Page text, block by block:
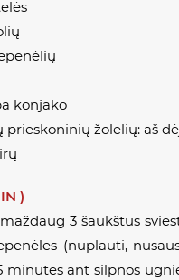
konjako
prieskoninių žolelių: aš
)
3 šaukštus
(nuplauti,
minutes ant silpnos